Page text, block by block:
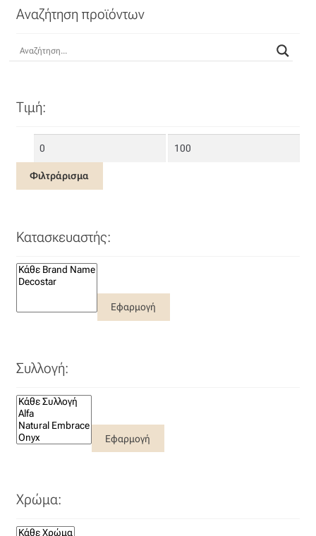
Αναζήτηση προϊόντων
Τιμή:
Ελάχιστη Μέγιστη
Φιλτράρισμα
Κατασκευαστής:
Εφαρμογή
Συλλογή:
Εφαρμογή
Χρώμα: